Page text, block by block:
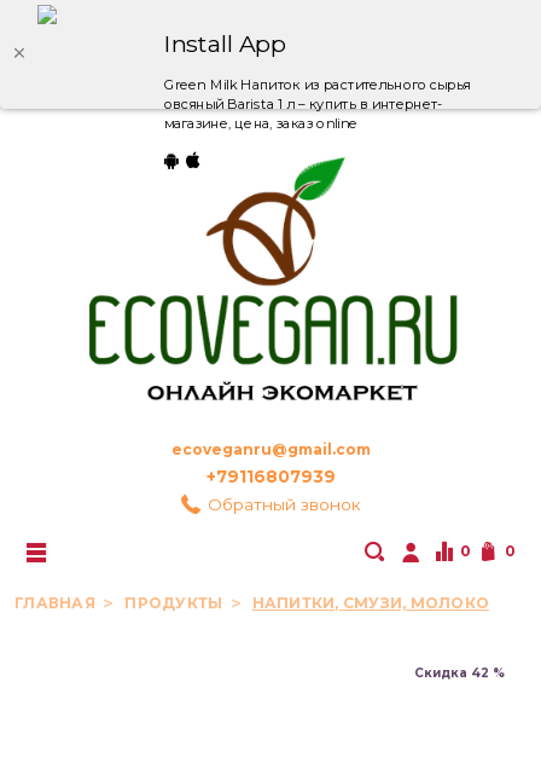
Install App
Green Milk Напиток из растительного сырья
овсяный Barista 1 л – купить в интернет-
магазине, цена, заказ online
ecoveganru@gmail.com
+79116807939
Обратный звонок
0 0
ГЛАВНАЯ ПРОДУКТЫ НАПИТКИ, СМУЗИ, МОЛОКО
Скидка 42 %